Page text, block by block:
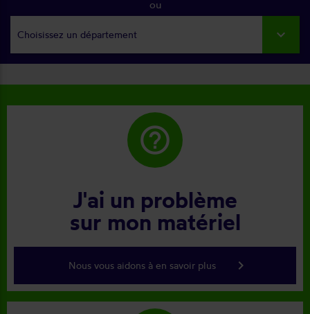
ou
Choisissez un département
help_outline
J'ai un problème
sur mon matériel
Nous vous aidons à en savoir plus keyboard_arrow_right